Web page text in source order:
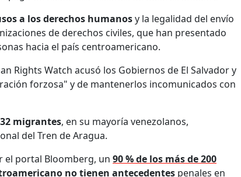
a los derechos humanosy la legalidad del envío
de derechos civiles, que han presentado
hacia el país centroamericano.
Rights Watch acusó los Gobiernos de El Salvador y
forzosa" y de mantenerlos incomunicados con
migrantes, en su mayoría venezolanos,
del Tren de Aragua.
el portal Bloomberg, un 90 % de los más de 200
no tienen antecedentes penales en